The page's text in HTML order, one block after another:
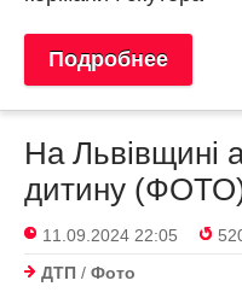
Подробнее
На Львівщині
дитину
11.09.2024 22:05
ДТП / Фото